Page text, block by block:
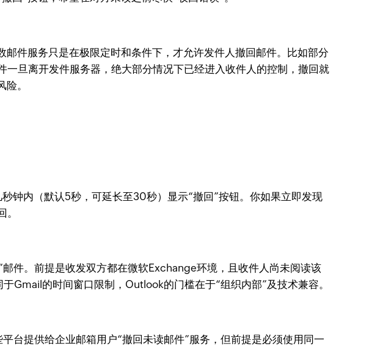
件服务只是在极限定时和条件下，才允许发件人撤回邮件。比如部分
旦离开发件服务器，绝大部分情况下已经进入收件人的控制，撤回就
。
钟内（默认5秒，可延长至30秒）显示“撤回”按钮。你如果立即发现
件。前提是收发双方都在微软Exchange环境，且收件人尚未阅读该
Gmail的时间窗口限制，Outlook的门槛在于“组织内部”及技术兼容。
台提供给企业邮箱用户“撤回未读邮件”服务，但前提是必须使用同一